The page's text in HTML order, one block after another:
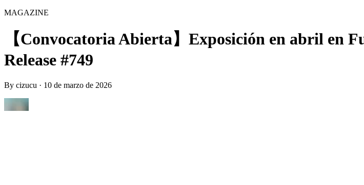
MAGAZINE
【Convocatoria Abierta】Exposición en abril en
Release #749
By cizucu · 10 de marzo de 2026